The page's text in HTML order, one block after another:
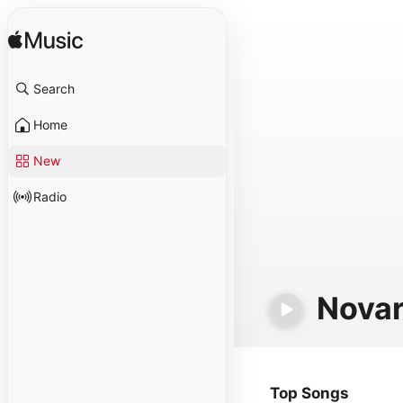
Search
Home
New
Radio
Top Songs